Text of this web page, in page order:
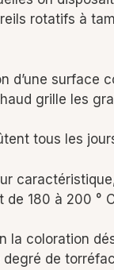
rotatifs à
surface
grille les
tous les
180 à 200 °
coloration
de